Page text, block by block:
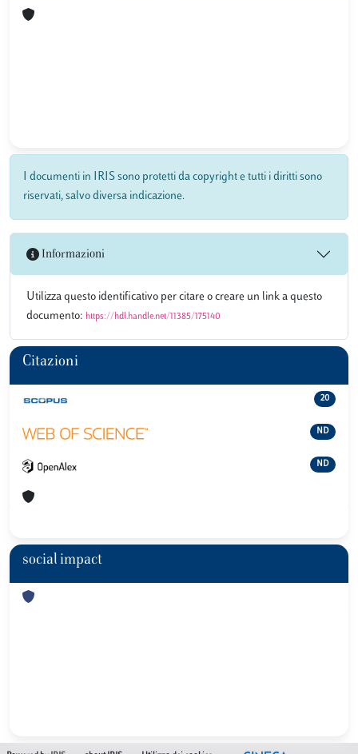
I documenti in IRIS sono protetti da copyright e tutti i diritti sono
riservati, salvo diversa indicazione.
Informazioni
Utilizza questo identificativo per citare o creare un link a questo
documento: https://hdl.handle.net/11385/175140
Citazioni
20
ND
ND
social impact